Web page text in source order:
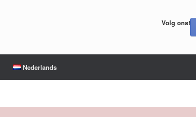
Volg ons!
Nederlands